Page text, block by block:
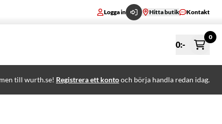
Logga in Hitta butik Kontakt
0:-
0
till wurth.se! Registrera ett kontooch börja handla redan idag.